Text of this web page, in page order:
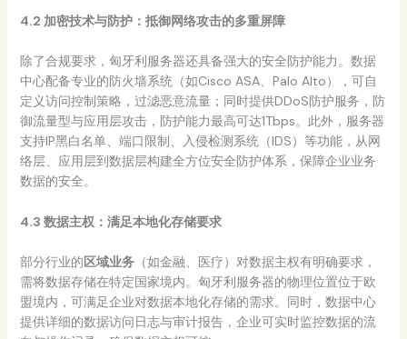
4.2 加密技术与防护：抵御网络攻击的多重屏障
除了合规要求，匈牙利服务器还具备强大的安全防护能力。数据
中心配备专业的防火墙系统（如Cisco ASA、Palo Alto），可自
定义访问控制策略，过滤恶意流量；同时提供DDoS防护服务，防
御流量型与应用层攻击，防护能力最高可达1Tbps。此外，服务器
支持IP黑白名单、端口限制、入侵检测系统（IDS）等功能，从网
络层、应用层到数据层构建全方位安全防护体系，保障企业业务
数据的安全。
4.3 数据主权：满足本地化存储要求
部分行业的区域业务（如金融、医疗）对数据主权有明确要求，
需将数据存储在特定国家境内。匈牙利服务器的物理位置位于欧
盟境内，可满足企业对数据本地化存储的需求。同时，数据中心
提供详细的数据访问日志与审计报告，企业可实时监控数据的流